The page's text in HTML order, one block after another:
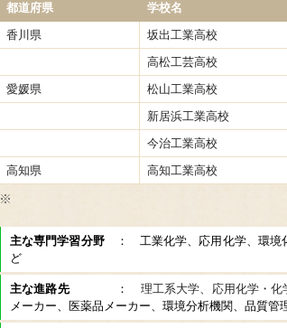
都道府県 学校名
香川県
坂出工業高校
高松工芸高校
愛媛県
松山工業高校
新居浜工業高校
今治工業高校
高知県
高知工業高校
※
主な専門学習分野： 工業化学、応用化学、環境化
ど
主な進路先： 理工系大学、応用化学・
メーカー、医薬品メーカー、環境分析機関、品質管